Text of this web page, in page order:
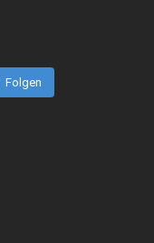
Folgen